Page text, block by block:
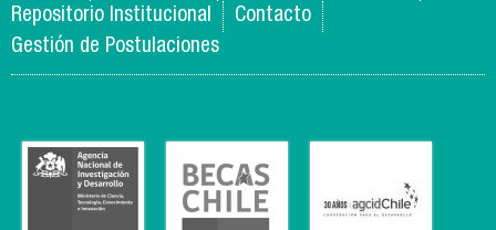
Repositorio Institucional
Contacto
Gestión de Postulaciones